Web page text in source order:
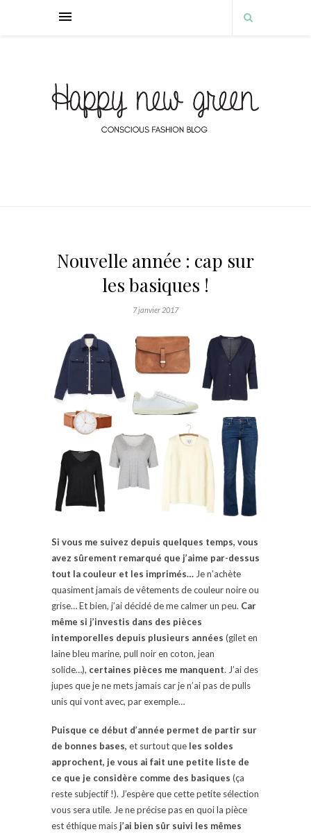
Nouvelle année : cap sur
les basiques !
7 janvier 2017
Si vous me suivez depuis quelques temps, vous
avez sûrement remarqué que j’aime par-dessus
tout la couleur et les imprimés… Je n’achète
quasiment jamais de vêtements de couleur noire ou
grise… Et bien, j’ai décidé de me calmer un peu. Car
même si j’investis dans des pièces
intemporelles depuis plusieurs années (gilet en
laine bleu marine, pull noir en coton, jean
solide…), certaines pièces me manquent. J’ai des
jupes que je ne mets jamais car je n’ai pas de pulls
unis qui vont avec, par exemple…
Puisque ce début d’année permet de partir sur
de bonnes bases, et surtout que les soldes
approchent, je vous ai fait une petite liste de
ce que je considère comme des basiques (ça
reste subjectif !). J’espère que cette petite sélection
vous sera utile. Je ne précise pas en quoi la pièce
est éthique mais j’ai bien sûr suivi les mêmes